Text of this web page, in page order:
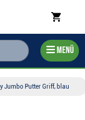
Menü
Jumbo Putter Griff, blau